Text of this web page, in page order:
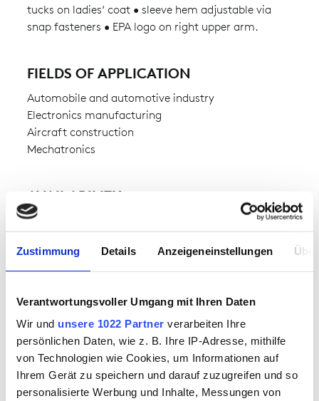
Zustimmung Details Anzeigeneinstellungen
Verantwortungsvoller Umgang mit Ihren Daten
Wir und unsere 1022 Partner verarbeiten Ihre
persönlichen Daten, wie z. B. Ihre IP-Adresse, mithilfe
von Technologien wie Cookies, um Informationen auf
Ihrem Gerät zu speichern und darauf zuzugreifen und so
personalisierte Werbung und Inhalte, Messungen von
tucks on ladies‘ coat • sleeve hem adjustable via
snap fasteners • EPA logo on right upper arm.
FIELDS OF APPLICATION
Automobile and automotive industry
Electronics manufacturing
Aircraft construction
Mechatronics
AVAILABILITY
available from stock
FABRIC
outer fabric 1:65% polyester,33% cotton,2% metal
WEIGHT OF FABRIC
approx. 165.00 g